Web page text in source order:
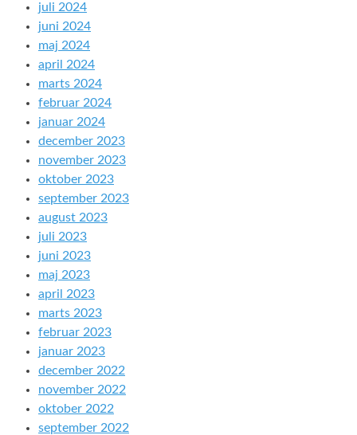
juli 2024
juni 2024
maj 2024
april 2024
marts 2024
februar 2024
januar 2024
december 2023
november 2023
oktober 2023
september 2023
august 2023
juli 2023
juni 2023
maj 2023
april 2023
marts 2023
februar 2023
januar 2023
december 2022
november 2022
oktober 2022
september 2022